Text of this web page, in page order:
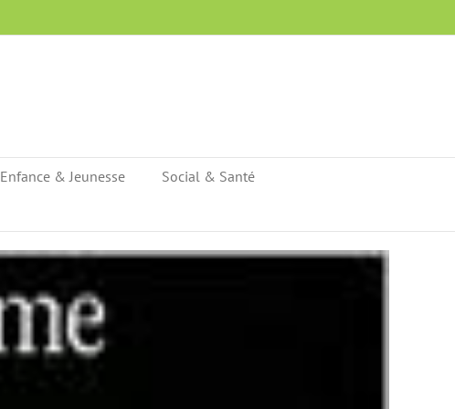
Enfance & Jeunesse
Social & Santé